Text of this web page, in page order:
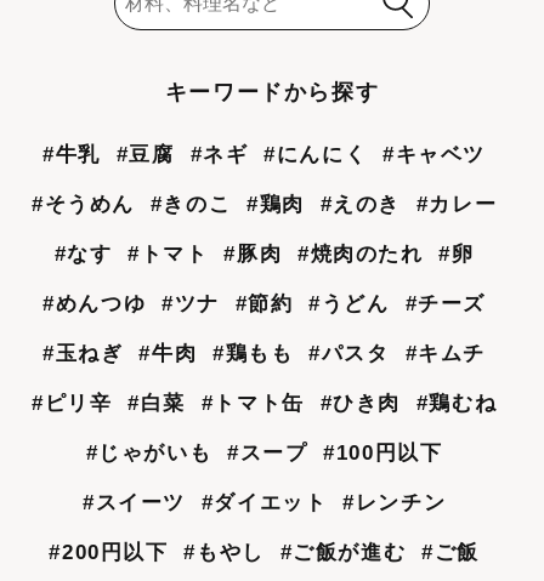
キーワードから探す
#牛乳 #豆腐 #ネギ #にんにく #キャベツ
#そうめん #きのこ #鶏肉 #えのき #カレー
#なす #トマト #豚肉 #焼肉のたれ #卵
#めんつゆ #ツナ #節約 #うどん #チーズ
#玉ねぎ #牛肉 #鶏もも #パスタ #キムチ
#ピリ辛 #白菜 #トマト缶 #ひき肉 #鶏むね
#じゃがいも #スープ #100円以下
#スイーツ #ダイエット #レンチン
#200円以下 #もやし #ご飯が進む #ご飯